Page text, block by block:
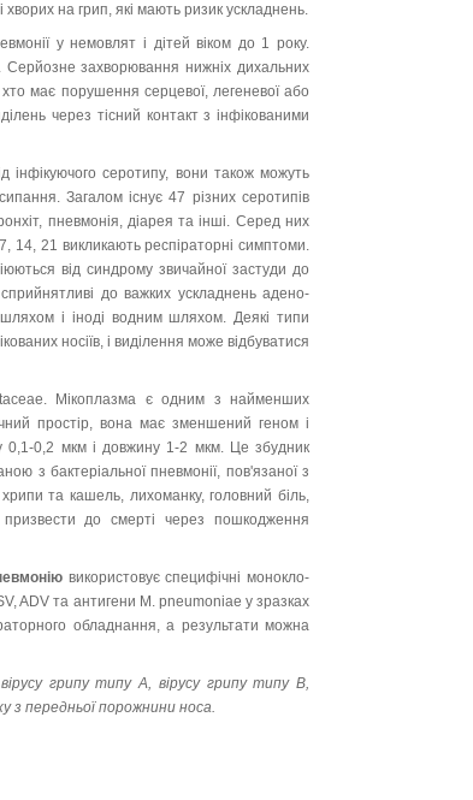
на грип, які мають ри­зик ускладнень.
у немовлят і дітей віком до 1 року.
Серйозне захворювання нижніх дихаль­них
має порушення сер­це­вої, легеневої або
че­рез тісний контакт з інфікованими
інфікуючого серотипу, вони та­кож можуть
Загалом існує 47 різних серотипів
пнев­монія, діарея та інші. Серед них
14, 21 викликають респіраторні симптоми.
від синдрому звичайної застуди до
до важких ускладнень аде­но­
і іноді водним шля­хом. Деякі типи
носіїв, і виді­лення може відбуватися
Мікоплазма є одним з най­мен­ших
простір, вона має змен­ше­ний геном і
0,1-0,2 мкм і довжину 1-2 мкм. Це збудник
з бак­те­ріа­льної пневмонії, пов'язаної з
та кашель, лихоманку, головний біль,
призвести до смерті через пошкодження
використовує специфічні монокло­
ADV та антигени M. pneumoniae у зразках
обладнання, а результати можна
грипу типу А, вірусу грипу ти­пу В,
з передньої порожнини носа.